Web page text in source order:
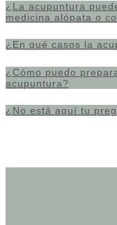
¿La acupuntura
medicina alópata o
¿En qué casos la
¿Cómo puedo
acupuntura?
¿No está aquí tu